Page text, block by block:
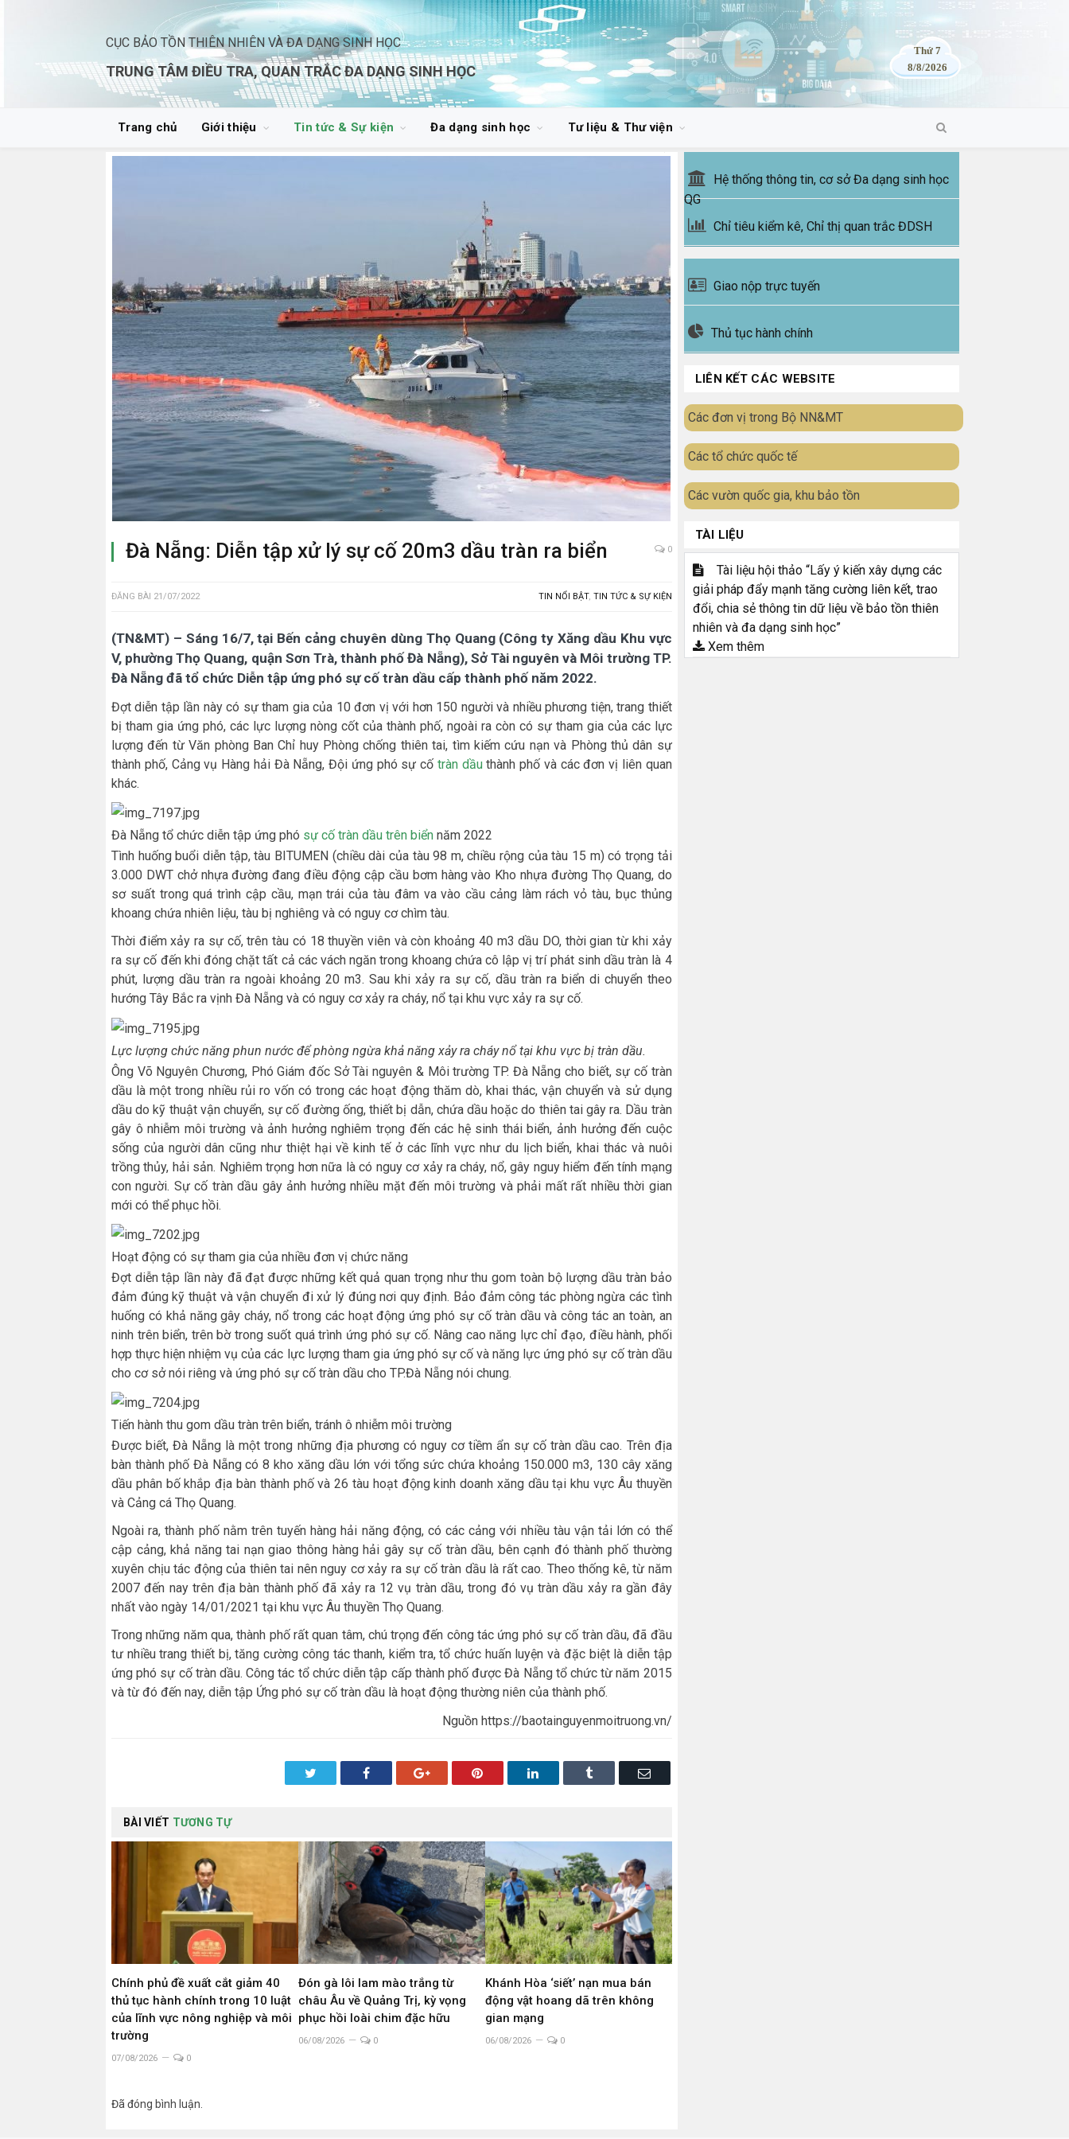
CỤC BẢO TỒN THIÊN NHIÊN VÀ ĐA DẠNG SINH HỌC
TRUNG TÂM ĐIỀU TRA, QUAN TRẮC ĐA DẠNG SINH HỌC
Thứ 7
8/8/2026
Trang chủ Giới thiệu Tin tức & Sự kiện Đa dạng sinh học Tư liệu & Thư viện
Đà Nẵng: Diễn tập xử lý sự cố 20m3 dầu tràn ra biển 0
ĐĂNG BÀI 21/07/2022 TIN NỔI BẬT, TIN TỨC & SỰ KIỆN
(TN&MT) – Sáng 16/7, tại Bến cảng chuyên dùng Thọ Quang (Công ty Xăng dầu Khu vực
V, phường Thọ Quang, quận Sơn Trà, thành phố Đà Nẵng), Sở Tài nguyên và Môi trường TP.
Đà Nẵng đã tổ chức Diễn tập ứng phó sự cố tràn dầu cấp thành phố năm 2022.
Đợt diễn tập lần này có sự tham gia của 10 đơn vị với hơn 150 người và nhiều phương tiện, trang thiết
bị tham gia ứng phó, các lực lượng nòng cốt của thành phố, ngoài ra còn có sự tham gia của các lực
lượng đến từ Văn phòng Ban Chỉ huy Phòng chống thiên tai, tìm kiếm cứu nạn và Phòng thủ dân sự
thành phố, Cảng vụ Hàng hải Đà Nẵng, Đội ứng phó sự cố tràn dầuthành phố và các đơn vị liên quan
khác.
Đà Nẵng tổ chức diễn tập ứng phó sự cố tràn dầu trên biển năm 2022
Tình huống buổi diễn tập, tàu BITUMEN (chiều dài của tàu 98 m, chiều rộng của tàu 15 m) có trọng tải
3.000 DWT chở nhựa đường đang điều động cập cầu bơm hàng vào Kho nhựa đường Thọ Quang, do
sơ suất trong quá trình cập cầu, mạn trái của tàu đâm va vào cầu cảng làm rách vỏ tàu, bục thủng
khoang chứa nhiên liệu, tàu bị nghiêng và có nguy cơ chìm tàu.
Thời điểm xảy ra sự cố, trên tàu có 18 thuyền viên và còn khoảng 40 m3 dầu DO, thời gian từ khi xảy
ra sự cố đến khi đóng chặt tất cả các vách ngăn trong khoang chứa cô lập vị trí phát sinh dầu tràn là 4
phút, lượng dầu tràn ra ngoài khoảng 20 m3. Sau khi xảy ra sự cố, dầu tràn ra biển di chuyển theo
hướng Tây Bắc ra vịnh Đà Nẵng và có nguy cơ xảy ra cháy, nổ tại khu vực xảy ra sự cố.
Lực lượng chức năng phun nước để phòng ngừa khả năng xảy ra cháy nổ tại khu vực bị tràn dầu.
Ông Võ Nguyên Chương, Phó Giám đốc Sở Tài nguyên & Môi trường TP. Đà Nẵng cho biết, sự cố tràn
dầu là một trong nhiều rủi ro vốn có trong các hoạt động thăm dò, khai thác, vận chuyển và sử dụng
dầu do kỹ thuật vận chuyển, sự cố đường ống, thiết bị dẫn, chứa dầu hoặc do thiên tai gây ra. Dầu tràn
gây ô nhiễm môi trường và ảnh hưởng nghiêm trọng đến các hệ sinh thái biển, ảnh hưởng đến cuộc
sống của người dân cũng như thiệt hại về kinh tế ở các lĩnh vực như du lịch biển, khai thác và nuôi
trồng thủy, hải sản. Nghiêm trọng hơn nữa là có nguy cơ xảy ra cháy, nổ, gây nguy hiểm đến tính mạng
con người. Sự cố tràn dầu gây ảnh hưởng nhiều mặt đến môi trường và phải mất rất nhiều thời gian
mới có thể phục hồi.
Hoạt động có sự tham gia của nhiều đơn vị chức năng
Đợt diễn tập lần này đã đạt được những kết quả quan trọng như thu gom toàn bộ lượng dầu tràn bảo
đảm đúng kỹ thuật và vận chuyển đi xử lý đúng nơi quy định. Bảo đảm công tác phòng ngừa các tình
huống có khả năng gây cháy, nổ trong các hoạt động ứng phó sự cố tràn dầu và công tác an toàn, an
ninh trên biển, trên bờ trong suốt quá trình ứng phó sự cố. Nâng cao năng lực chỉ đạo, điều hành, phối
hợp thực hiện nhiệm vụ của các lực lượng tham gia ứng phó sự cố và năng lực ứng phó sự cố tràn dầu
cho cơ sở nói riêng và ứng phó sự cố tràn dầu cho TP.Đà Nẵng nói chung.
Tiến hành thu gom dầu tràn trên biển, tránh ô nhiễm môi trường
Được biết, Đà Nẵng là một trong những địa phương có nguy cơ tiềm ẩn sự cố tràn dầu cao. Trên địa
bàn thành phố Đà Nẵng có 8 kho xăng dầu lớn với tổng sức chứa khoảng 150.000 m3, 130 cây xăng
dầu phân bố khắp địa bàn thành phố và 26 tàu hoạt động kinh doanh xăng dầu tại khu vực Âu thuyền
và Cảng cá Thọ Quang.
Ngoài ra, thành phố nằm trên tuyến hàng hải năng động, có các cảng với nhiều tàu vận tải lớn có thể
cập cảng, khả năng tai nạn giao thông hàng hải gây sự cố tràn dầu, bên cạnh đó thành phố thường
xuyên chịu tác động của thiên tai nên nguy cơ xảy ra sự cố tràn dầu là rất cao. Theo thống kê, từ năm
2007 đến nay trên địa bàn thành phố đã xảy ra 12 vụ tràn dầu, trong đó vụ tràn dầu xảy ra gần đây
nhất vào ngày 14/01/2021 tại khu vực Âu thuyền Thọ Quang.
Trong những năm qua, thành phố rất quan tâm, chú trọng đến công tác ứng phó sự cố tràn dầu, đã đầu
tư nhiều trang thiết bị, tăng cường công tác thanh, kiểm tra, tổ chức huấn luyện và đặc biệt là diễn tập
ứng phó sự cố tràn dầu. Công tác tổ chức diễn tập cấp thành phố được Đà Nẵng tổ chức từ năm 2015
và từ đó đến nay, diễn tập Ứng phó sự cố tràn dầu là hoạt động thường niên của thành phố.
Nguồn https://baotainguyenmoitruong.vn/
Twitter Facebook Google+ Pinterest LinkedIn Tumblr Email
BÀI VIẾT TƯƠNG TỰ
Chính phủ đề xuất cắt giảm 40
thủ tục hành chính trong 10 luật
của lĩnh vực nông nghiệp và môi
trường
07/08/2026 0
Đón gà lôi lam mào trắng từ
châu Âu về Quảng Trị, kỳ vọng
phục hồi loài chim đặc hữu
06/08/2026 0
Khánh Hòa ‘siết’ nạn mua bán
động vật hoang dã trên không
gian mạng
06/08/2026 0
Đã đóng bình luận.
Hệ thống thông tin, cơ sở Đa dạng sinh học
QG
Chỉ tiêu kiểm kê, Chỉ thị quan trắc ĐDSH
Giao nộp trực tuyến
Thủ tục hành chính
LIÊN KẾT CÁC WEBSITE
Các đơn vị trong Bộ NN&MT
Các tổ chức quốc tế
Các vườn quốc gia, khu bảo tồn
TÀI LIỆU
Tài liệu hội thảo “Lấy ý kiến xây dựng các
giải pháp đẩy mạnh tăng cường liên kết, trao
đổi, chia sẻ thông tin dữ liệu về bảo tồn thiên
nhiên và đa dạng sinh học”
Xem thêm